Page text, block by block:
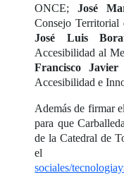
ONCE;José
Consejo
José Luis
Accesibilidad al
Francisco Javier
Accesibilidad e
Además de firmar
para que
de la Catedral de
sociales/